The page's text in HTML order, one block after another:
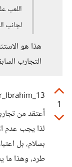
اللعب
لجانب
هذا هو
التجارب
1
13_Omar_Ibrahim
أعتقد من
لذا يجب عدم
بسلام، بل
طرد، وهذا